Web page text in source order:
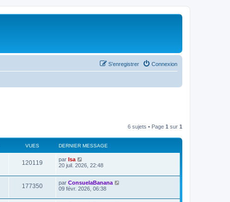
Connexion
S’enregistrer
6 sujets • Page 1 sur 1
VUES DERNIER MESSAGE
120119 par Isa
20 juil. 2026, 22:48
177350 par ConsuelaBanana
09 févr. 2026, 06:38